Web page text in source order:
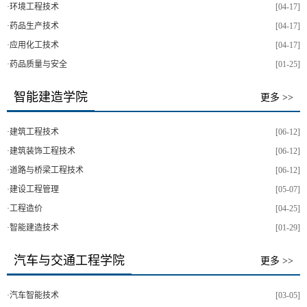
[04-17]
·环境工程技术
[04-17]
·药品生产技术
[04-17]
·应用化工技术
[01-25]
·药品质量与安全
智能建造学院 更多 >>
[06-12]
·建筑工程技术
[06-12]
·建筑装饰工程技术
[06-12]
·道路与桥梁工程技术
[05-07]
·建设工程管理
[04-25]
·工程造价
[01-29]
·智能建造技术
汽车与交通工程学院 更多 >>
[03-05]
·汽车智能技术